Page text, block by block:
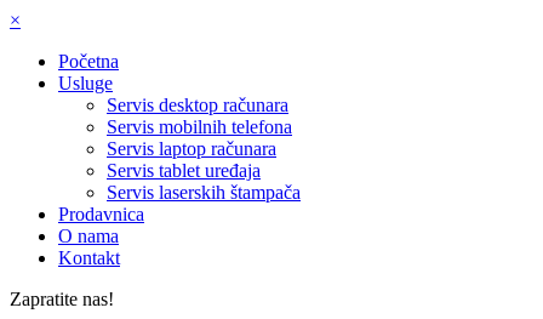
×
Početna
Usluge
Servis desktop računara
Servis mobilnih telefona
Servis laptop računara
Servis tablet uređaja
Servis laserskih štampača
Prodavnica
O nama
Kontakt
Zapratite nas!